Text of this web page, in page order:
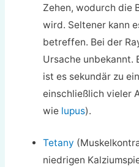
Zehen, wodurch die
wird. Seltener kann
betreffen. Bei der
Ursache unbekannt.
ist es sekundär zu
einschließlich vieler
wie lupus).
Tetany
niedrigen